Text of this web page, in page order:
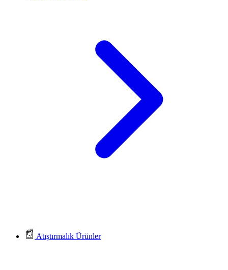
Atıştırmalık Ürünler